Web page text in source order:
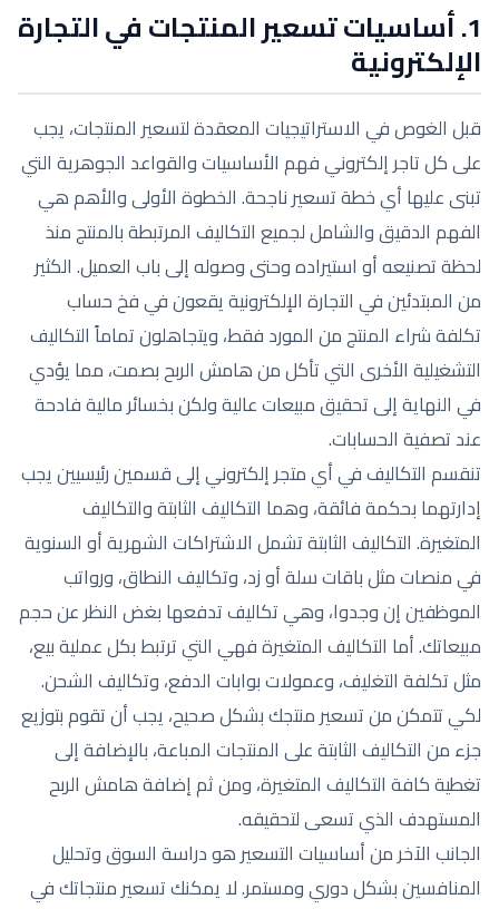
1. أساسيات تسعير المنتجات في التجارة
الإلكترونية
قبل الغوص في الاستراتيجيات المعقدة لتسعير المنتجات، يجب
على كل تاجر إلكتروني فهم الأساسيات والقواعد الجوهرية التي
تبنى عليها أي خطة تسعير ناجحة. الخطوة الأولى والأهم هي
الفهم الدقيق والشامل لجميع التكاليف المرتبطة بالمنتج منذ
لحظة تصنيعه أو استيراده وحتى وصوله إلى باب العميل. الكثير
من المبتدئين في التجارة الإلكترونية يقعون في فخ حساب
تكلفة شراء المنتج من المورد فقط، ويتجاهلون تماماً التكاليف
التشغيلية الأخرى التي تأكل من هامش الربح بصمت، مما يؤدي
في النهاية إلى تحقيق مبيعات عالية ولكن بخسائر مالية فادحة
عند تصفية الحسابات.
تنقسم التكاليف في أي متجر إلكتروني إلى قسمين رئيسيين يجب
إدارتهما بحكمة فائقة، وهما التكاليف الثابتة والتكاليف
المتغيرة. التكاليف الثابتة تشمل الاشتراكات الشهرية أو السنوية
في منصات مثل باقات سلة أو زد، وتكاليف النطاق، ورواتب
الموظفين إن وجدوا، وهي تكاليف تدفعها بغض النظر عن حجم
مبيعاتك. أما التكاليف المتغيرة فهي التي ترتبط بكل عملية بيع،
مثل تكلفة التغليف، وعمولات بوابات الدفع، وتكاليف الشحن.
لكي تتمكن من تسعير منتجك بشكل صحيح، يجب أن تقوم بتوزيع
جزء من التكاليف الثابتة على المنتجات المباعة، بالإضافة إلى
تغطية كافة التكاليف المتغيرة، ومن ثم إضافة هامش الربح
المستهدف الذي تسعى لتحقيقه.
الجانب الآخر من أساسيات التسعير هو دراسة السوق وتحليل
المنافسين بشكل دوري ومستمر. لا يمكنك تسعير منتجاتك في